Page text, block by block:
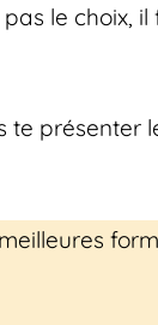
le choix,
présenter